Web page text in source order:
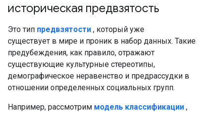
историческая предвзятость
Это тип предвзятости , который уже
существует в мире и проник в набор данных. Такие
предубеждения, как правило, отражают
существующие культурные стереотипы,
демографическое неравенство и предрассудки в
отношении определенных социальных групп.
Например, рассмотрим модель классификации ,